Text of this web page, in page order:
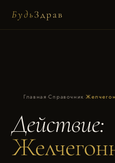
БудьЗдрав
Главная·Справочник·
Действие: